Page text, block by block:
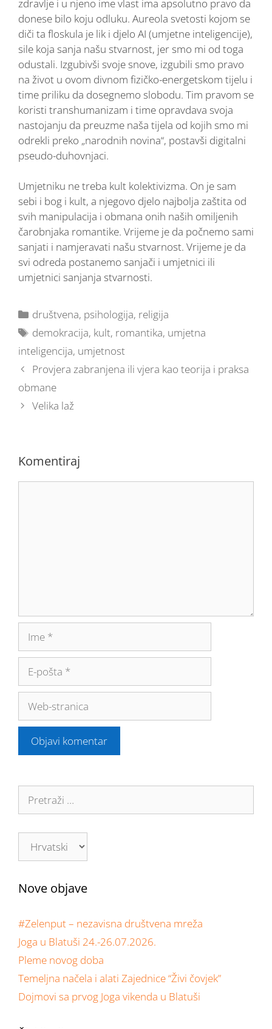
zdravlje i u njeno ime vlast ima apsolutno pravo da
donese bilo koju odluku. Aureola svetosti kojom se
diči ta floskula je lik i djelo AI (umjetne inteligencije),
sile koja sanja našu stvarnost, jer smo mi od toga
odustali. Izgubivši svoje snove, izgubili smo pravo
na život u ovom divnom fizičko-energetskom tijelu i
time priliku da dosegnemo slobodu. Tim pravom se
koristi transhumanizam i time opravdava svoja
nastojanju da preuzme naša tijela od kojih smo mi
odrekli preko „narodnih novina“, postavši digitalni
pseudo-duhovnjaci.
Umjetniku ne treba kult kolektivizma. On je sam
sebi i bog i kult, a njegovo djelo najbolja zaštita od
svih manipulacija i obmana onih naših omiljenih
čarobnjaka romantike. Vrijeme je da počnemo sami
sanjati i namjeravati našu stvarnost. Vrijeme je da
svi odreda postanemo sanjači i umjetnici ili
umjetnici sanjanja stvarnosti.
društvena, psihologija, religija
demokracija, kult, romantika, umjetna
inteligencija, umjetnost
Provjera zabranjena ili vjera kao teorija i praksa
obmane
Velika laž
Komentiraj
Nove objave
#Zelenput – nezavisna društvena mreža
Joga u Blatuši 24.-26.07.2026.
Pleme novog doba
Temeljna načela i alati Zajednice “Živi čovjek”
Dojmovi sa prvog Joga vikenda u Blatuši